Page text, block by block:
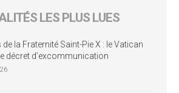
LES PLUS LUES
de la Fraternité Saint-Pie X : le Vatican
décret d’excommunication